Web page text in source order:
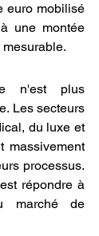
euro mobilisé
une montée
n'est plus
Les secteurs
du luxe et
massivement
processus.
répondre à
marché de